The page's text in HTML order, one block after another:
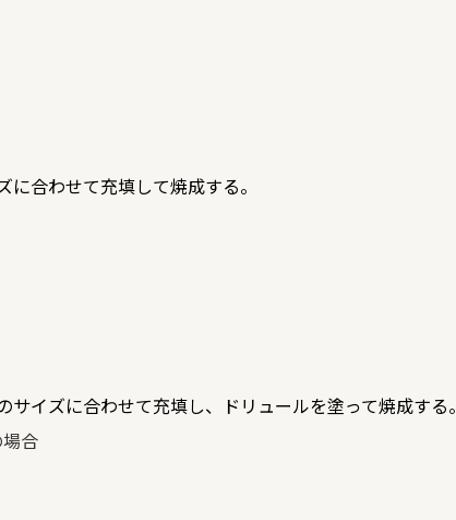
合わせて充填して焼成する。
イズに合わせて充填し、ドリュールを塗って焼成する。
合